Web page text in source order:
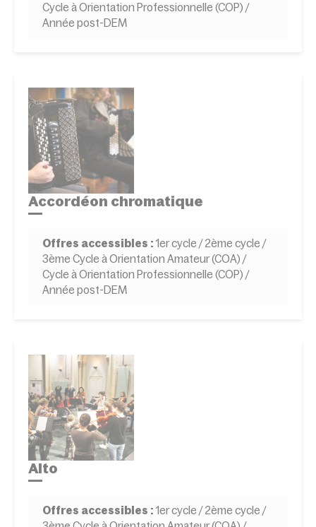
Cycle à Orientation Professionnelle (COP) /
Année post-DEM
Accordéon chromatique
Offres accessibles : 1er cycle / 2ème cycle /
3ème Cycle à Orientation Amateur (COA) /
Cycle à Orientation Professionnelle (COP) /
Année post-DEM
Alto
Offres accessibles : 1er cycle / 2ème cycle /